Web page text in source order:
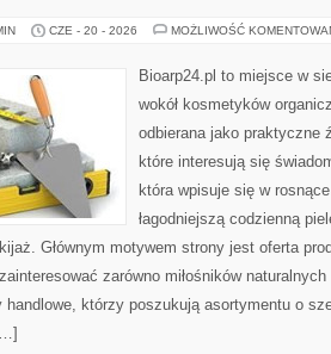
CZE - 20 - 2026 MOŻLIWOŚĆ
Bioarp24.pl to miejsce w
wokół kosmetyków
odbierana jako praktyczne
które interesują się
która wpisuje się w
łagodniejszą codzienną
Głównym motywem strony jest oferta
zarówno miłośników
handlowe, którzy poszukują asortymentu o